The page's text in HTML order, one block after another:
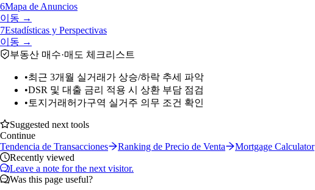
6Mapa de Anuncios
이동 →
7Estadísticas y Perspectivas
이동 →
부동산 매수·매도 체크리스트
•최근 3개월 실거래가 상승/하락 추세 파악
•DSR 및 대출 금리 적용 시 상환 부담 점검
• 토지거래허가구역 실거주 의무 조건 확인
Suggested next tools
Continue
Tendencia de Transacciones
Ranking de Precio de Venta
Mortgage Calculator
Recently viewed
Leave a note for the next visitor.
Was this page useful?